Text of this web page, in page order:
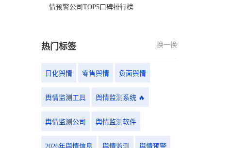
情预警公司TOP5口碑排行榜
热门标签 换一换
日化舆情 零售舆情 负面舆情
舆情监测工具 舆情监测系统 🔥
舆情监测公司 舆情监测软件
2026年舆情信息 舆情监测 舆情预警